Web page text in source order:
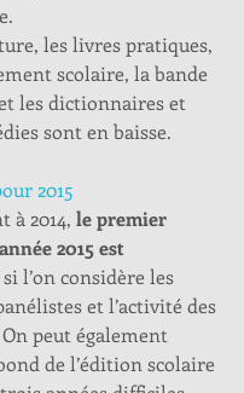
les livres pratiques,
scolaire, la bande
les dictionnaires et
sont en baisse.
2015
à 2014, le premier
2015 est
si l’on considère les
et l’activité des
peut également
de l’édition scolaire